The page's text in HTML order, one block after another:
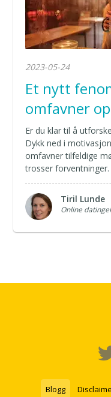
2023-05-24
Et nytt
omfavner
Er du klar til å
Dykk ned i
omfavner tilfeldige
trosser forventninger.
Tiril Lunde
Online
Blogg